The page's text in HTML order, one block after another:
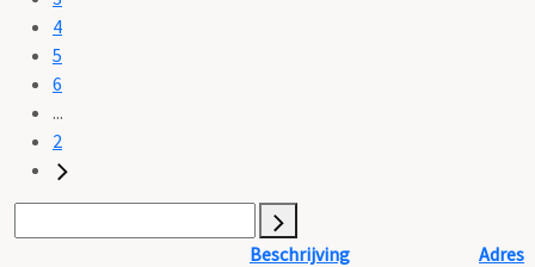
4
5
6
...
2
Beschrijving Adres